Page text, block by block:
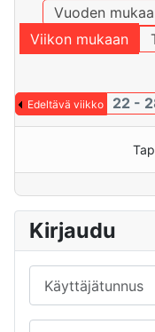
Vuoden
Viikon mukaan
Edeltävä viikko 22 -
Kirjaudu